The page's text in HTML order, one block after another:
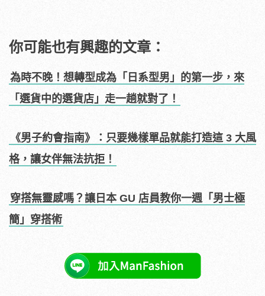
你可能也有興趣的文章：
為時不晚！想轉型成為「日系型男」的第一步，來
「選貨中的選貨店」走一趟就對了！
《男子約會指南》：只要幾樣單品就能打造這 3 大風
格，讓女伴無法抗拒！
穿搭無靈感嗎？讓日本 GU 店員教你一週「男士極
簡」穿搭術